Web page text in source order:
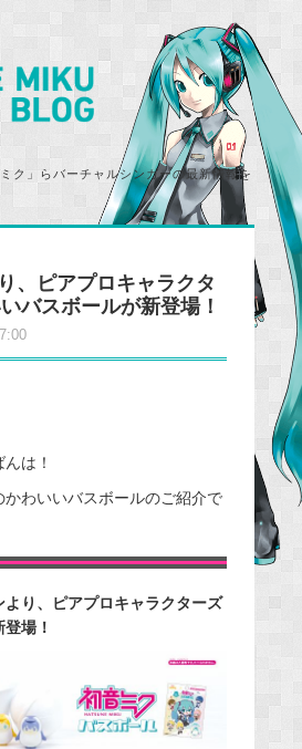
ク」らバーチャルシンガーの最新情報を
、ピアプロキャラクタ
バスボールが新登場！
は！
わいいバスボールのご紹介で
り、ピアプロキャラクターズ
場！